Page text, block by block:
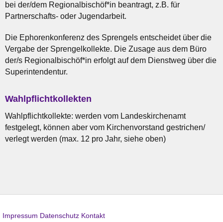
bei der/dem Regionalbischöf*in beantragt, z.B. für
Partnerschafts- oder Jugendarbeit.
Die Ephorenkonferenz des Sprengels entscheidet über die
Vergabe der Sprengelkollekte. Die Zusage aus dem Büro
der/s Regionalbischöf*in erfolgt auf dem Dienstweg über die
Superintendentur.
Wahlpflichtkollekten
Wahlpflichtkollekte: werden vom Landeskirchenamt
festgelegt, können aber vom Kirchenvorstand gestrichen/
verlegt werden (max. 12 pro Jahr, siehe oben)
Impressum Datenschutz Kontakt